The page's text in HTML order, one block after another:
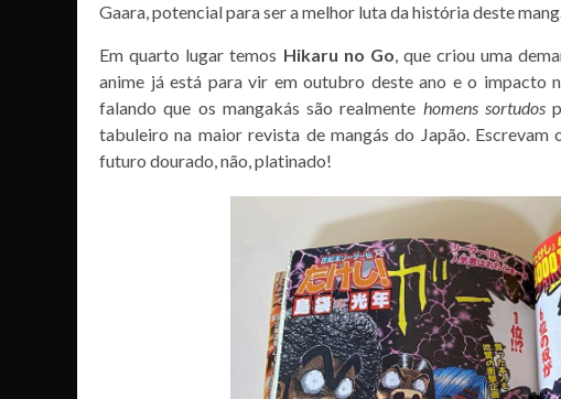
Gaara, potencial para ser a melhor luta da história deste
Em quarto lugar temos Hikaru no Go, que criou uma
anime já está para vir em outubro deste ano e o impacto
falando que os mangakás são realmente homens sortudos
tabuleiro na maior revista de mangás do Japão.
futuro dourado, não, platinado!